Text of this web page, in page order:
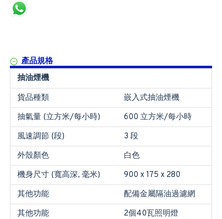
產品規格
抽油煙機
貨品種類
嵌入式抽油煙機
抽氣量 (立方米/每小時)
600 立方米/每小時
風速調節 (段)
3 段
外殼顏色
白色
機身尺寸 (寬高深, 毫米)
900 x 175 x 280
其他功能
配備金屬隔油過濾網
其他功能
2個40瓦照明燈